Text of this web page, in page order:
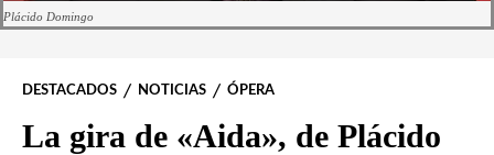
Plácido Domingo
DESTACADOS NOTICIAS ÓPERA
La gira de «Aida», de Plácido